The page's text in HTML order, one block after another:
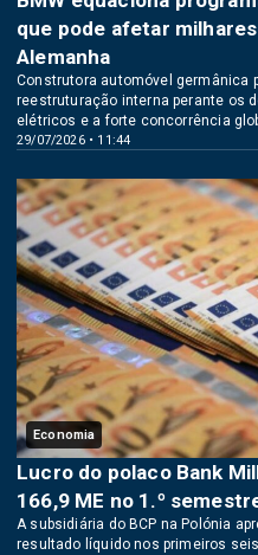
29/07/2026 • 11:44
que pode afetar
Alemanha
Construtora automóvel germânica
reestruturação interna perante os
elétricos e a forte concorrência
Economia
Lucro do polaco Bank
166,9 ME no 1.º
A subsidiária do BCP na Polónia
resultado líquido nos primeiros